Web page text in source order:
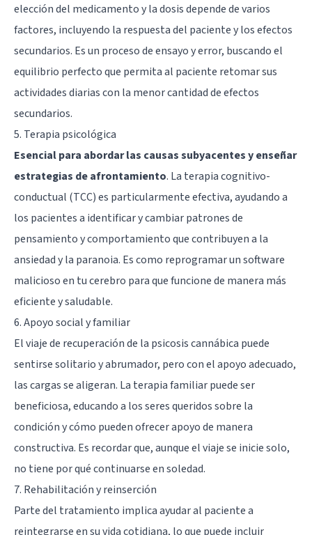
elección del medicamento y la dosis depende de varios
factores, incluyendo la respuesta del paciente y los efectos
secundarios. Es un proceso de ensayo y error, buscando el
equilibrio perfecto que permita al paciente retomar sus
actividades diarias con la menor cantidad de efectos
secundarios.
5. Terapia psicológica
Esencial para abordar las causas subyacentes y enseñar
estrategias de afrontamiento. La terapia cognitivo-
conductual (TCC) es particularmente efectiva, ayudando a
los pacientes a identificar y cambiar patrones de
pensamiento y comportamiento que contribuyen a la
ansiedad y la paranoia. Es como reprogramar un software
malicioso en tu cerebro para que funcione de manera más
eficiente y saludable.
6. Apoyo social y familiar
El viaje de recuperación de la psicosis cannábica puede
sentirse solitario y abrumador, pero con el apoyo adecuado,
las cargas se aligeran. La terapia familiar puede ser
beneficiosa, educando a los seres queridos sobre la
condición y cómo pueden ofrecer apoyo de manera
constructiva. Es recordar que, aunque el viaje se inicie solo,
no tiene por qué continuarse en soledad.
7. Rehabilitación y reinserción
Parte del tratamiento implica ayudar al paciente a
reintegrarse en su vida cotidiana, lo que puede incluir